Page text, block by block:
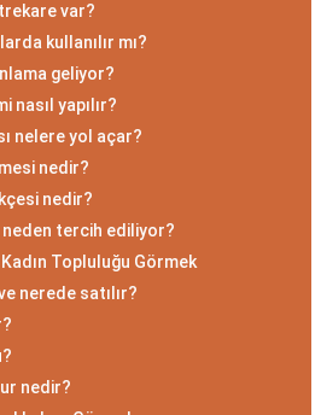
var?
kullanılır mı?
geliyor?
nasıl yapılır?
nelere yol açar?
nedir?
nedir?
neden tercih ediliyor?
Topluluğu Görmek
nerede satılır?
nedir?